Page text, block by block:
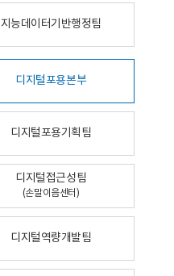
지능데이터기반행정팀
디지털포용본부
디지털포용기획팀
디지털접근성팀
(손말이음센터)
디지털역량개발팀